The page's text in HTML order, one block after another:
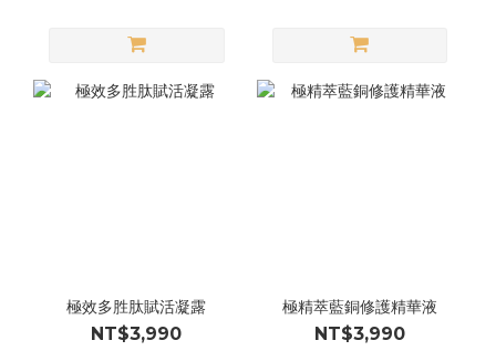
極效多胜肽賦活凝露
NT$3,990
極精萃藍銅修護精華液
NT$3,990